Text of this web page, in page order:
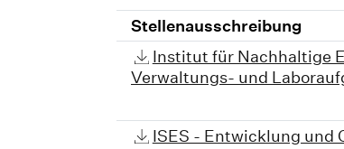
Stellenausschreibung
Institut für Nachhaltige
Verwaltungs- und
ISES - Entwicklung und